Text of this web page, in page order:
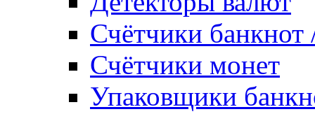
Счётчики
Счётчики монет
Упаковщики